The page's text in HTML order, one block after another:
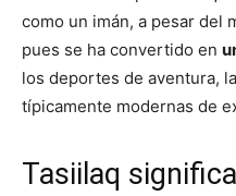
como un imán, a pesar del
pues se ha convertido en
los deportes de aventura,
típicamente modernas de
Tasiilaq